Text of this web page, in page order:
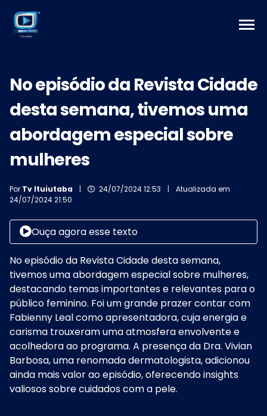
No episódio da Revista Cidade
desta semana, tivemos uma
abordagem especial sobre
mulheres
Por Tv Ituiutaba | 24/07/2024 12:53 |
Atualizada em
24/07/2024 21:50
Ouça agora esse texto
No episódio da Revista Cidade desta semana,
tivemos uma abordagem especial sobre mulheres,
destacando temas importantes e relevantes para o
público feminino. Foi um grande prazer contar com
Fabienny Leal como apresentadora, cuja energia e
carisma trouxeram uma atmosfera envolvente e
acolhedora ao programa. A presença da Dra. Vivian
Barbosa, uma renomada dermatologista, adicionou
ainda mais valor ao episódio, oferecendo insights
valiosos sobre cuidados com a pele.